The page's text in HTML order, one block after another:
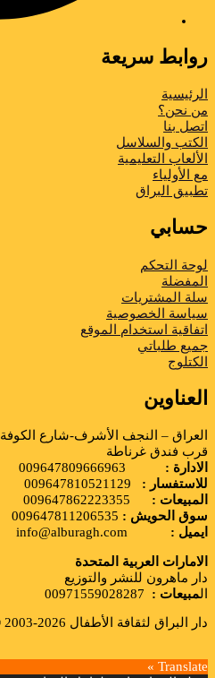
روابط سريعة
الرئيسية
من نحن؟
اتصل بنا
الكتب والسلاسل
الألعاب التعليمية
مع الأولياء
تطبیق البراق
حسابي
لوحة التحكم
المفضلة
سلة المشتريات
سياسة الخصوصية
اتفاقية استخدام الموقع
جميع طلباتي
الكتلوج
العناوين
العراق – النجف الأشرف-شارع الكوفة
قرب فندق غرناطة
الادارة : 009647809666963
للاستفسار : 009647810521129
المبيعات :
سوق الحويش :
ايميل :
الامارات العربية المتحدة
دار ماهرون للنشر والتوزيع
المبيعات : 00971559028287
دار البراق لثقافة الأطفال 2026-2003 © Copyright
Translate »